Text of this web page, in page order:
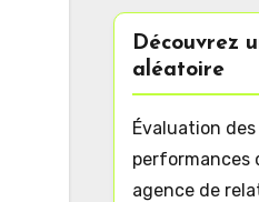
Découvrez
aléatoire
Évaluation des
performances
agence de